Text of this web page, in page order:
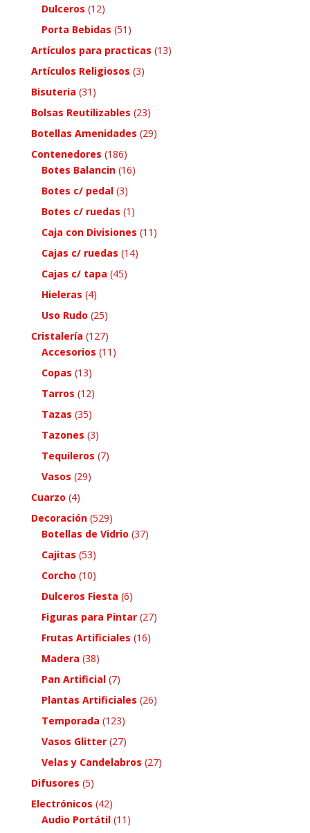
Dulceros (12)
Porta Bebidas (51)
Artículos para practicas (13)
Artículos Religiosos (3)
Bisuteria (31)
Bolsas Reutilizables (23)
Botellas Amenidades (29)
Contenedores (186)
Botes Balancin (16)
Botes c/ pedal (3)
Botes c/ ruedas (1)
Caja con Divisiones (11)
Cajas c/ ruedas (14)
Cajas c/ tapa (45)
Hieleras (4)
Uso Rudo (25)
Cristalería (127)
Accesorios (11)
Copas (13)
Tarros (12)
Tazas (35)
Tazones (3)
Tequileros (7)
Vasos (29)
Cuarzo (4)
Decoración (529)
Botellas de Vidrio (37)
Cajitas (53)
Corcho (10)
Dulceros Fiesta (6)
Figuras para Pintar (27)
Frutas Artificiales (16)
Madera (38)
Pan Artificial (7)
Plantas Artificiales (26)
Temporada (123)
Vasos Glitter (27)
Velas y Candelabros (27)
Difusores (5)
Electrónicos (42)
Audio Portátil (11)